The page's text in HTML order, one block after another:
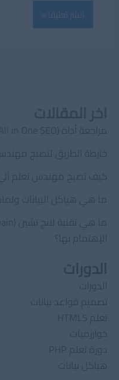
مراجعة أداة AIOSEO (All in One SEO) لووردبريس
خارطة الطريق لتصبح مهندس
كيف تصبح مهندس تعلم آلي
ما هي هياكل البيانات
الإهتمام بها؟
الدورات
الدورات
تصميم قواعد بيانات
تعلم HTML5
خوارزميات
دورة تعلم PHP
هياكل بيانات